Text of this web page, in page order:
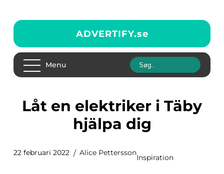
ADVERTIFY.se
Menu
Låt en elektriker i Täby
hjälpa dig
22 februari 2022 Alice Pettersson
Inspiration